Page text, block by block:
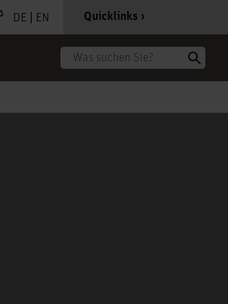
DE | EN Quicklinks
Suche